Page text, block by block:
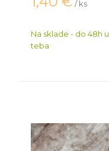
/ ks
Na sklade - do 48h u
teba